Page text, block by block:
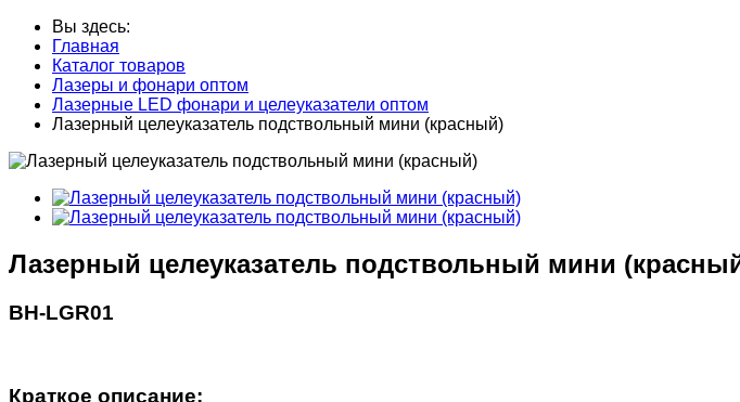
Вы здесь:
Главная
Каталог товаров
Лазеры и фонари оптом
Лазерные LED фонари и целеуказатели оптом
Лазерный целеуказатель подствольный мини (красный)
Лазерный целеуказатель подствольный мини
BH-LGR01
Краткое описание: